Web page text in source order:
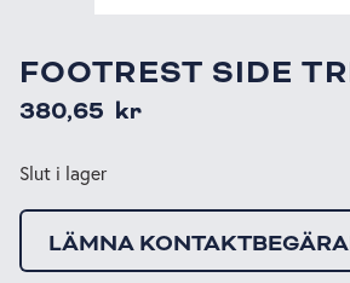
FOOTREST SIDE
380,65 kr
Slut i lager
LÄMNA